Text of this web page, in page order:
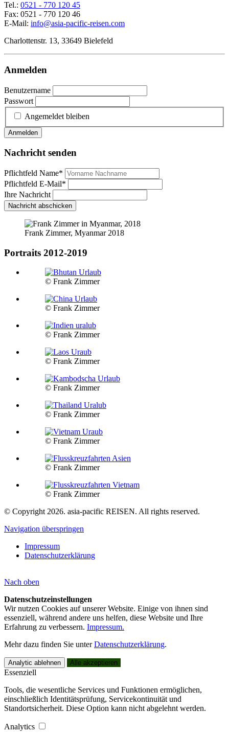
Tel.: 0521 - 770 120 45
Fax: 0521 - 770 120 46
E-Mail: info@asia-pacific-reisen.com
Charlottenstr. 13, 33649 Bielefeld
Anmelden
Benutzername
Passwort
Angemeldet bleiben
Anmelden
Nachricht senden
Pflichtfeld Name*
Pflichtfeld E-Mail*
Ihre Nachricht
Nachricht abschicken
Frank Zimmer, Myanmar 2018
Portraits 2012-2019
© Frank Zimmer
© Frank Zimmer
© Frank Zimmer
© Frank Zimmer
© Frank Zimmer
© Frank Zimmer
© Frank Zimmer
© Frank Zimmer
© Frank Zimmer
© Copyright 2026. asia-pacific REISEN. All rights reserved.
Navigation überspringen
Impressum
Datenschutzerklärung
Nach oben
Datenschutzeinstellungen
Wir nutzen Cookies auf unserer Website. Einige von ihnen sind
essenziell, während andere uns helfen, diese Website und Ihre
Erfahrung zu verbessern. Impressum.
Mehr dazu finden Sie unterDatenschutzerklärung.
Analytic ablehnen Alle akzeptieren
Essenziell
Tools, die wesentliche Services und Funktionen ermöglichen,
einschließlich Identitätsprüfung, Servicekontinuität und
Standortsicherheit. Diese Option kann nicht abgelehnt werden.
Analytics